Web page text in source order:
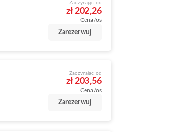
Zaczynając od
zł 202,26
Cena/os
Zarezerwuj
Zaczynając od
zł 203,56
Cena/os
Zarezerwuj